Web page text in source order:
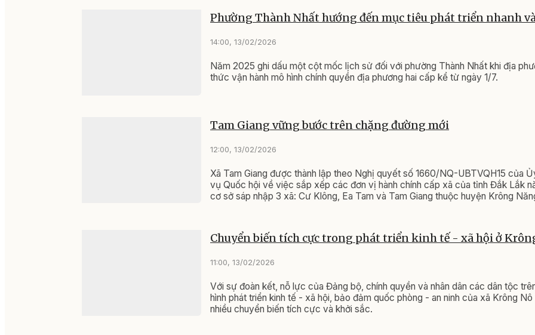
Phường Thành Nhất hướng đến mục tiêu phát triển nhanh
14:00, 13/02/2026
Năm 2025 ghi dấu một cột mốc lịch sử đối với phường Thành Nhất khi địa
thức vận hành mô hình chính quyền địa phương hai cấp kể từ ngày 1/7.
Tam Giang vững bước trên chặng đường mới
12:00, 13/02/2026
Xã Tam Giang được thành lập theo Nghị quyết số 1660/NQ-UBTVQH15 của
vụ Quốc hội về việc sắp xếp các đơn vị hành chính cấp xã của tỉnh Đắk Lắk
cơ sở sáp nhập 3 xã: Cư Klông, Ea Tam và Tam Giang thuộc huyện Krông
Chuyển biến tích cực trong phát triển kinh tế - xã hội ở
11:00, 13/02/2026
Với sự đoàn kết, nỗ lực của Đảng bộ, chính quyền và nhân dân các dân tộc
hình phát triển kinh tế - xã hội, bảo đảm quốc phòng - an ninh của xã Krông
nhiều chuyển biến tích cực và khởi sắc.